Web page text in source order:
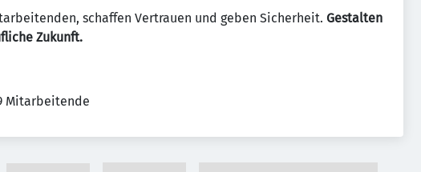
schaffen Vertrauen und geben Sicherheit. Gestalten
Zukunft.
Mitarbeitende